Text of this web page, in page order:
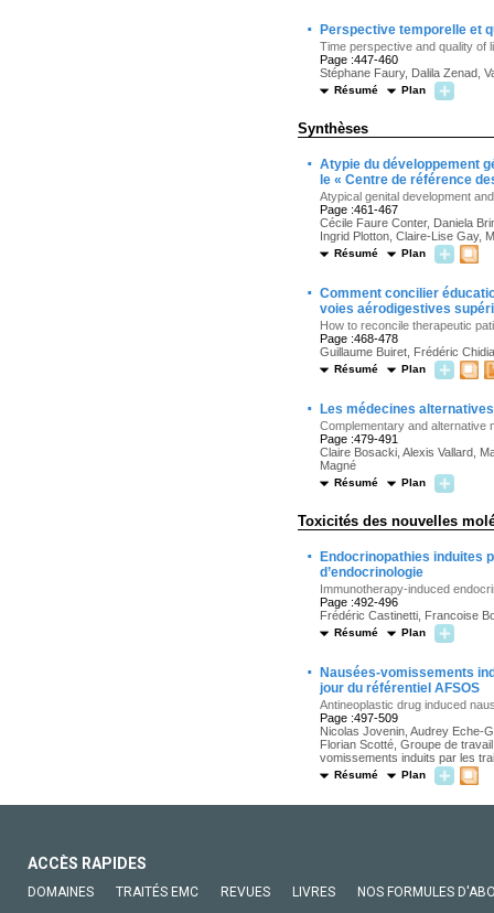
· Perspective temporelle et
Time perspective and quality of
Page :447-460
Stéphane Faury, Dalila Zenad,
Résumé Plan
Synthèses
· Atypie du développement
le « Centre de référence
Atypical genital development
Page :461-467
Cécile Faure Conter, Daniela
Ingrid Plotton, Claire-Lise Gay,
Résumé Plan
· Comment concilier
voies aérodigestives
How to reconcile therapeutic
Page :468-478
Guillaume Buiret, Frédéric
Résumé Plan
· Les médecines
Complementary and alternative
Page :479-491
Claire Bosacki, Alexis Vallard,
Magné
Résumé Plan
Toxicités des nouvelles
·
Endocrinopathies induites
d’endocrinologie
Immunotherapy-induced
Page :492-496
Frédéric Castinetti, Francoise
Résumé Plan
·
Nausées-vomissements
jour du référentiel AFSOS
Antineoplastic drug induced
Page :497-509
Nicolas Jovenin, Audrey Eche-
Florian Scotté, Groupe de
vomissements induits par les
Résumé Plan
ACCÈS RAPIDES
DOMAINES TRAITÉS EMC REVUES LIVRES NOS FORMULES